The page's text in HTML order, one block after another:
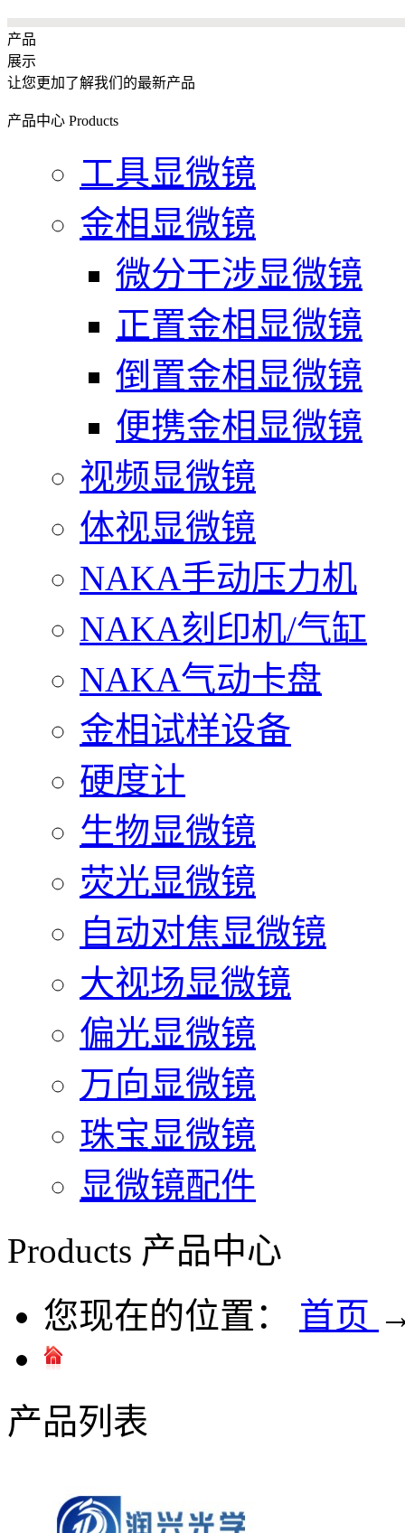
产品
展示
让您更加了解我们的最新产品
产品中心 Products
工具显微镜
金相显微镜
微分干涉显微镜
正置金相显微镜
倒置金相显微镜
便携金相显微镜
视频显微镜
体视显微镜
NAKA手动压力机
NAKA刻印机/气缸
NAKA气动卡盘
金相试样设备
硬度计
生物显微镜
荧光显微镜
自动对焦显微镜
大视场显微镜
偏光显微镜
万向显微镜
珠宝显微镜
显微镜配件
Products 产品中心
您现在的位置：
首页
产品列表